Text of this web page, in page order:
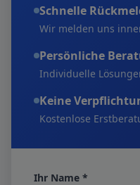
Schnelle
Wir melden uns
Persönliche
Individuelle
Keine
Kostenlose
Ihr Name *